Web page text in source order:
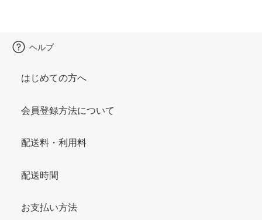
ヘルプ
はじめての方へ
会員登録方法について
配送料・利用料
配送時間
お支払い方法